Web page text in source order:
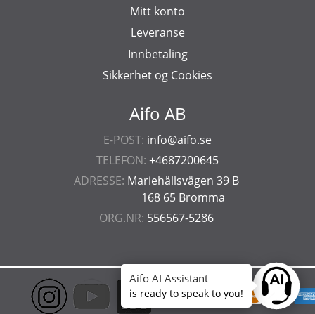
Aifo AB
E-POST: info@aifo.se
TELEFON: +4687200645
ADRESSE: Mariehällsvägen 39 B
168 65 Bromma
ORG.NR: 556567-5286
Mitt konto
Leveranse
Innbetaling
Sikkerhet og Cookies
Ask
Aifo AI Assistant
is ready to speak to you!